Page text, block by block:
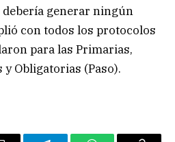
generar ningún
con todos los protocolos
para las Primarias,
Obligatorias (Paso).